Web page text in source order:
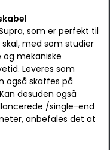
som er perfekt til
med som studier
og mekaniske
Leveres som
også skaffes på
desuden også
/single-end
anbefales det at